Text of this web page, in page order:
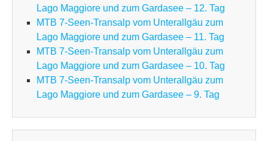
Lago Maggiore und zum Gardasee – 12. Tag
MTB 7-Seen-Transalp vom Unterallgäu zum
Lago Maggiore und zum Gardasee – 11. Tag
MTB 7-Seen-Transalp vom Unterallgäu zum
Lago Maggiore und zum Gardasee – 10. Tag
MTB 7-Seen-Transalp vom Unterallgäu zum
Lago Maggiore und zum Gardasee – 9. Tag